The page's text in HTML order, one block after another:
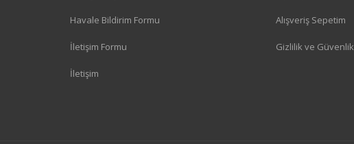
Havale Bildirim Formu
İletişim Formu
İletişim
Alışveriş Sepetim
Gizlilik ve Güvenlik